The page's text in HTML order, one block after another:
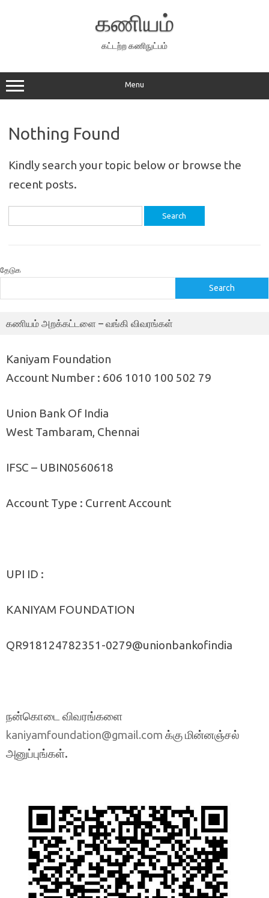
கணியம்
கட்டற்ற கணிநுட்பம்
Menu
Nothing Found
Kindly search your topic below or browse the
recent posts.
for:
தேடுக
Search
கணியம் அறக்கட்டளை – வங்கி விவரங்கள்
Kaniyam Foundation
Account Number : 606 1010 100 502 79
Union Bank Of India
West Tambaram, Chennai
IFSC – UBIN0560618
Account Type : Current Account
UPI ID :
KANIYAM FOUNDATION
QR918124782351-0279@unionbankofindia
நன்கொடை விவரங்களை
kaniyamfoundation@gmail.com க்கு மின்னஞ்சல்
அனுப்புங்கள்.